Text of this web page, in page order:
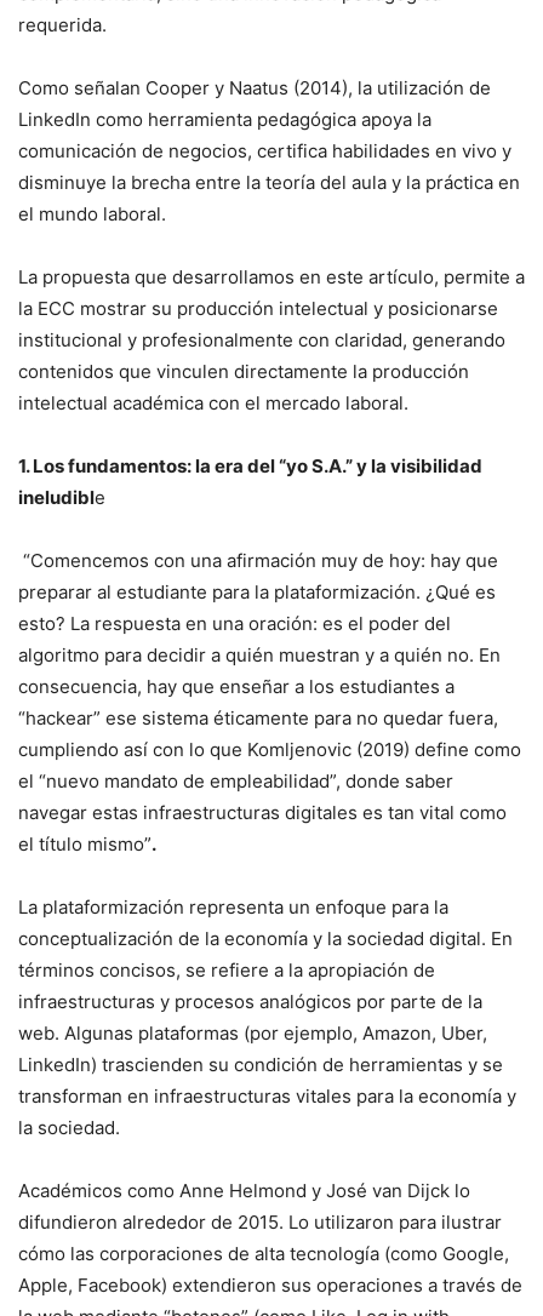
requerida.
Como señalan Cooper y Naatus (2014), la utilización de
LinkedIn como herramienta pedagógica apoya la
comunicación de negocios, certifica habilidades en vivo y
disminuye la brecha entre la teoría del aula y la práctica en
el mundo laboral.
La propuesta que desarrollamos en este artículo, permite a
la ECC mostrar su producción intelectual y posicionarse
institucional y profesionalmente con claridad, generando
contenidos que vinculen directamente la producción
intelectual académica con el mercado laboral.
1. Los fundamentos: la era del “yo S.A.” y la visibilidad
ineludible
“Comencemos con una afirmación muy de hoy: hay que
preparar al estudiante para la plataformización. ¿Qué es
esto? La respuesta en una oración: es el poder del
algoritmo para decidir a quién muestran y a quién no. En
consecuencia, hay que enseñar a los estudiantes a
“hackear” ese sistema éticamente para no quedar fuera,
cumpliendo así con lo que Komljenovic (2019) define como
el “nuevo mandato de empleabilidad”, donde saber
navegar estas infraestructuras digitales es tan vital como
el título mismo”.
La plataformización representa un enfoque para la
conceptualización de la economía y la sociedad digital. En
términos concisos, se refiere a la apropiación de
infraestructuras y procesos analógicos por parte de la
web. Algunas plataformas (por ejemplo, Amazon, Uber,
LinkedIn) trascienden su condición de herramientas y se
transforman en infraestructuras vitales para la economía y
la sociedad.
Académicos como Anne Helmond y José van Dijck lo
difundieron alrededor de 2015. Lo utilizaron para ilustrar
cómo las corporaciones de alta tecnología (como Google,
Apple, Facebook) extendieron sus operaciones a través de